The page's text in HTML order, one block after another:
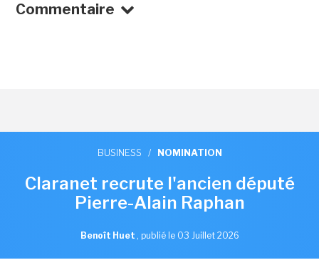
Commentaire
BUSINESS / NOMINATION
Claranet recrute l'ancien député
Pierre-Alain Raphan
Benoît Huet , publié le 03 Juillet 2026